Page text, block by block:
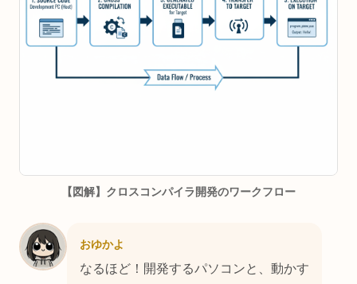
【図解】クロスコンパイラ開発のワークフロー
おゆかよ
なるほど！開発するパソコンと、動かす